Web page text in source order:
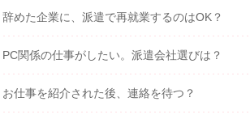
辞めた企業に、派遣で再就業するのはOK？
PC関係の仕事がしたい。派遣会社選びは？
お仕事を紹介された後、連絡を待つ？